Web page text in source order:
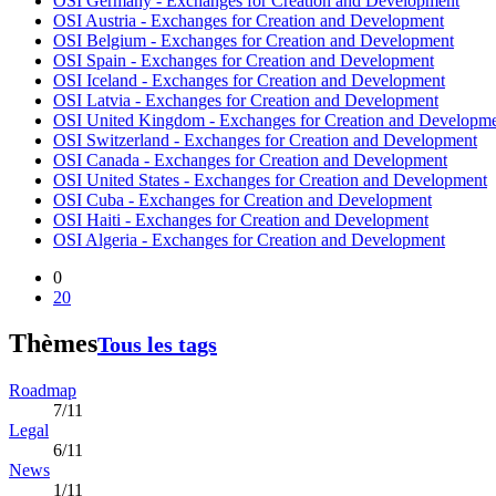
OSI Austria - Exchanges for Creation and Development
OSI Belgium - Exchanges for Creation and Development
OSI Spain - Exchanges for Creation and Development
OSI Iceland - Exchanges for Creation and Development
OSI Latvia - Exchanges for Creation and Development
OSI United Kingdom - Exchanges for Creation and
OSI Switzerland - Exchanges for Creation and Development
OSI Canada - Exchanges for Creation and Development
OSI United States - Exchanges for Creation and Development
OSI Cuba - Exchanges for Creation and Development
OSI Haiti - Exchanges for Creation and Development
OSI Algeria - Exchanges for Creation and Development
0
20
ThèmesTous les tags
Roadmap
7/11
Legal
6/11
News
1/11